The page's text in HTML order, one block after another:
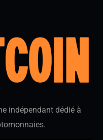
indépendant dédié à